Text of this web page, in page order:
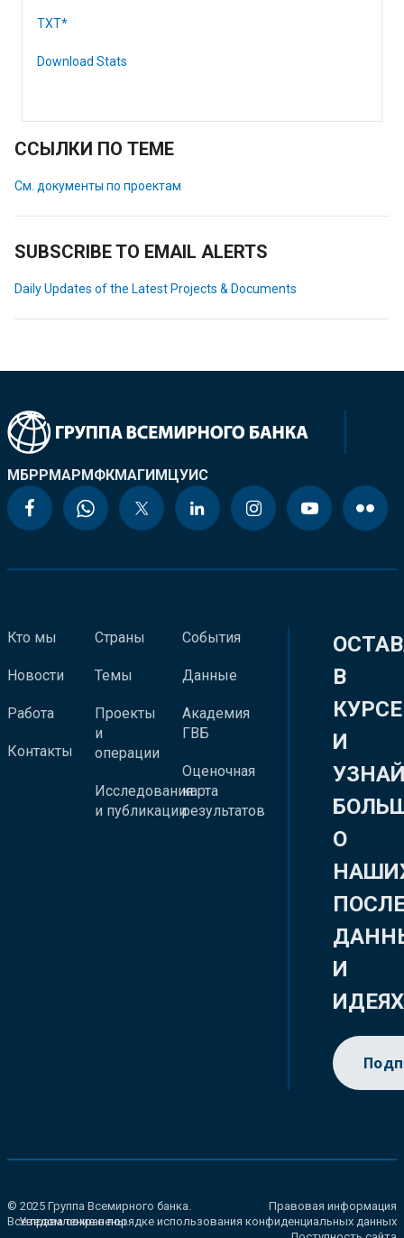
TXT*
Download Stats
ССЫЛКИ ПО ТЕМЕ
См. документы по проектам
SUBSCRIBE TO EMAIL ALERTS
Daily Updates of the Latest Projects & Documents
МБРРМАРМФКМАГИМЦУИС
Кто мы
Новости
Работа
Контакты
Страны
Темы
Проекты
и
операции
Исследования
и публикации
События
Данные
Академия
ГВБ
Оценочная
карта
результатов
В
КУРСЕ
И
О
И
ИДЕЯХ
© 2025 Группа Всемирного банка.
Все права сохранены.
Правовая информация
Уведомление о порядке использования конфиденциальных данных